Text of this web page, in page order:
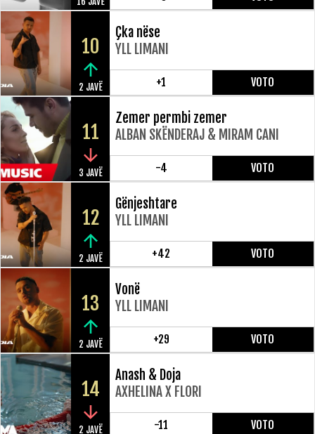
10
2 JAVË
Çka nëse
YLL LIMANI
+1 VOTO
11
3 JAVË
Zemer permbi zemer
ALBAN SKËNDERAJ & MIRAM CANI
-4 VOTO
12
2 JAVË
Gënjeshtare
YLL LIMANI
+42 VOTO
13
2 JAVË
Vonë
YLL LIMANI
+29 VOTO
14
2 JAVË
Anash & Doja
AXHELINA X FLORI
-11 VOTO